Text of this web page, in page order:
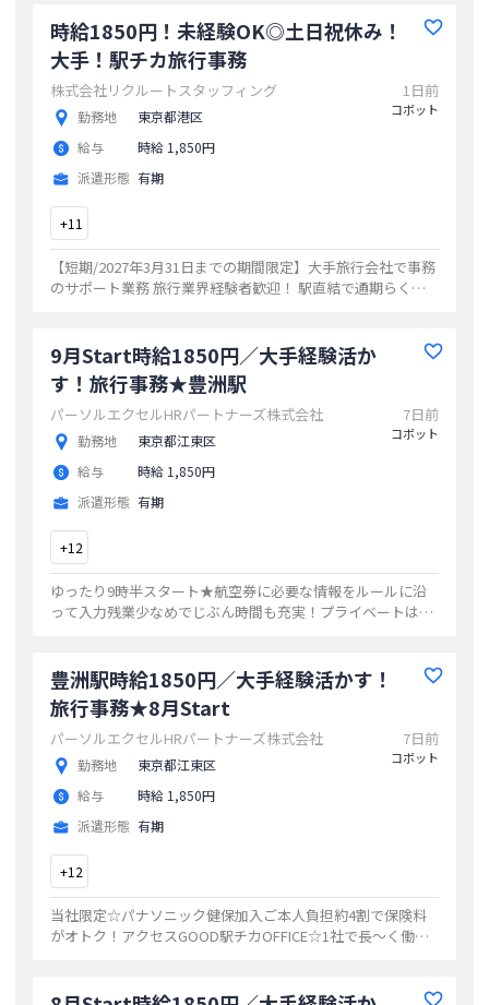
時給1850円！未経験OK◎土日祝休み！
大手！駅チカ旅行事務
株式会社リクルートスタッフィング
勤務地
東京都港区
給与
時給 1,850円
派遣形態 有期
1日前
コボット
+11
【短期/2027年3月31日までの期間限定】大手旅行会社で事務
のサポート業務 旅行業界経験者歓迎！ 駅直結で通期らくら
9月Start時給1850円／大手経験活か
す！旅行事務★豊洲駅
パーソルエクセルHRパートナーズ株式会社
勤務地
東京都江東区
給与
時給 1,850円
派遣形態 有期
7日前
コボット
+12
ゆったり9時半スタート★航空券に必要な情報をルールに沿
って入力残業少なめでじぶん時間も充実！プライベートはし
豊洲駅時給1850円／大手経験活かす！
旅行事務★8月Start
パーソルエクセルHRパートナーズ株式会社
勤務地
東京都江東区
給与
時給 1,850円
派遣形態 有期
7日前
コボット
+12
当社限定☆パナソニック健保加入ご本人負担約4割で保険料
がオトク！アクセスGOOD駅チカOFFICE☆1社で長～く働き